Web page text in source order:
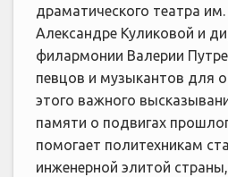
драматического театра
Александре Куликовой и
филармонии Валерии
певцов и музыкантов для
этого важного
памяти о подвигах
помогает политехникам
инженерной элитой